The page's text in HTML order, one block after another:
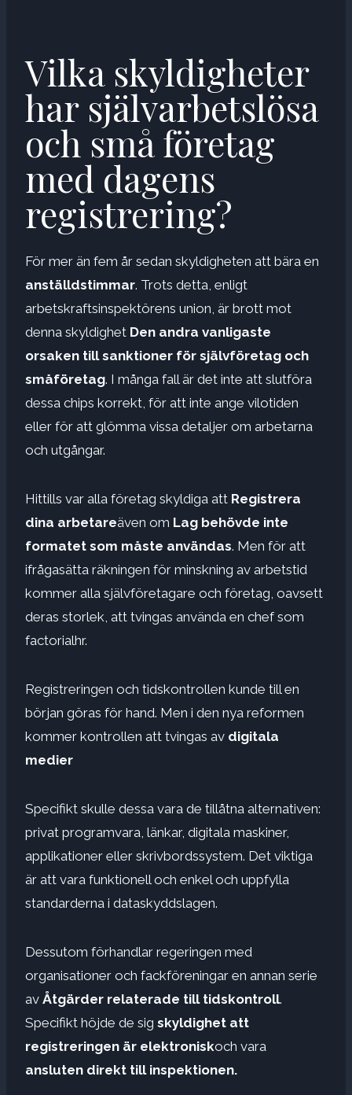
Vilka skyldigheter
har självarbetslösa
och små företag
med dagens
registrering?
För mer än fem år sedan skyldigheten att bära en
anställdstimmar. Trots detta, enligt
arbetskraftsinspektörens union, är brott mot
denna skyldighet Den andra vanligaste
orsaken till sanktioner för självföretag och
småföretag. I många fall är det inte att slutföra
dessa chips korrekt, för att inte ange vilotiden
eller för att glömma vissa detaljer om arbetarna
och utgångar.
Hittills var alla företag skyldiga att Registrera
dina arbetareäven om Lag behövde inte
formatet som måste användas. Men för att
ifrågasätta räkningen för minskning av arbetstid
kommer alla självföretagare och företag, oavsett
deras storlek, att tvingas använda en chef som
factorialhr.
Registreringen och tidskontrollen kunde till en
början göras för hand. Men i den nya reformen
kommer kontrollen att tvingas av digitala
medier
Specifikt skulle dessa vara de tillåtna alternativen:
privat programvara, länkar, digitala maskiner,
applikationer eller skrivbordssystem. Det viktiga
är att vara funktionell och enkel och uppfylla
standarderna i dataskyddslagen.
Dessutom förhandlar regeringen med
organisationer och fackföreningar en annan serie
av Åtgärder relaterade till tidskontroll.
Specifikt höjde de sig skyldighet att
registreringen är elektroniskoch vara
ansluten direkt till inspektionen.